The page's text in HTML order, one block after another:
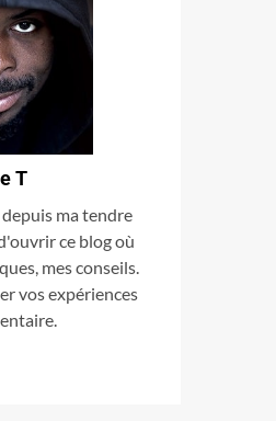
T
ma tendre
ce blog où
mes conseils.
vos expériences